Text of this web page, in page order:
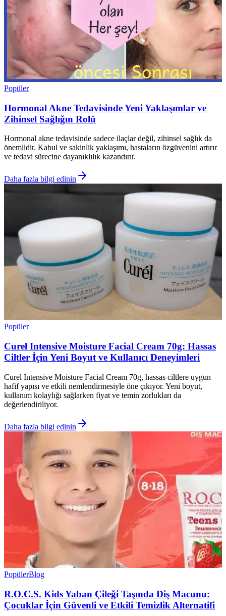
Popüler
Hormonal Akne Tedavisinde Yeni Yaklaşımlar ve
Zihinsel Sağlığın Rolü
Hormonal akne tedavisinde sadece ilaçlar değil, zihinsel sağlık da
önemlidir. Kabul ve sakinlik yaklaşımı, hastaların özgüvenini artırır
ve tedavi sürecine dayanıklılık kazandırır.
Daha fazla bilgi edinin
Popüler
Curel Intensive Moisture Facial Cream 70g: Hassas
Ciltler İçin Yeni Boyut ve Kullanıcı Deneyimleri
Curel Intensive Moisture Facial Cream 70g, hassas ciltlere uygun
hafif yapısı ve etkili nemlendirmesiyle öne çıkıyor. Yeni boyut,
kullanım kolaylığı sağlarken fiyat ve temin zorlukları da
değerlendiriliyor.
Daha fazla bilgi edinin
PopülerBlog
R.O.C.S. Kids Yaban Çileği Taşında Diş Macunu:
Çocuklar İçin Güvenli ve Etkili Temizlik Alternatifi